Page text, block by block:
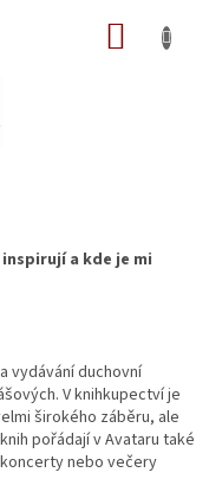
a kde je mi
vydávání duchovní
V knihkupectví je
širokého záběru, ale
pořádají v Avataru také
nebo večery